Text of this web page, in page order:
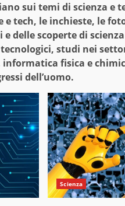
sui temi di scienza e
e tech, le inchieste, le
delle scoperte di
studi nei
fisica e
dell’uomo.
Scienza